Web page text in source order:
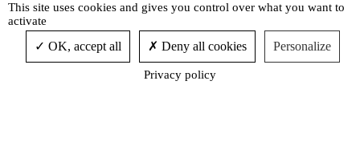
Accessibilité
This site uses cookies and gives you control over what you want to
activate
OK, accept all Deny all cookies Personalize
Privacy policy